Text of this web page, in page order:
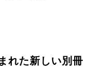
れた新しい別冊